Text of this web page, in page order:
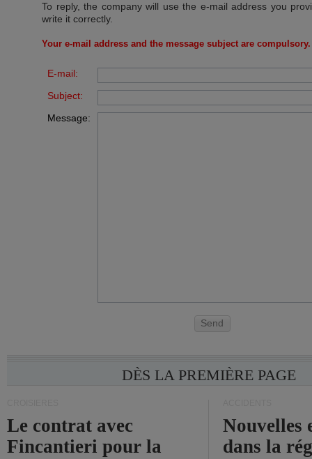
To reply, the company will use the e-mail address you
write it correctly.
Your e-mail address and the message subject are compulsory.
E-mail:
Subject:
Message:
Send
DÈS LA PREMIÈRE PAGE
Le contrat avec
Fincantieri pour la
Nouvelles
dans la